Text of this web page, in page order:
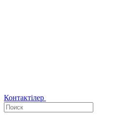
Контактілер